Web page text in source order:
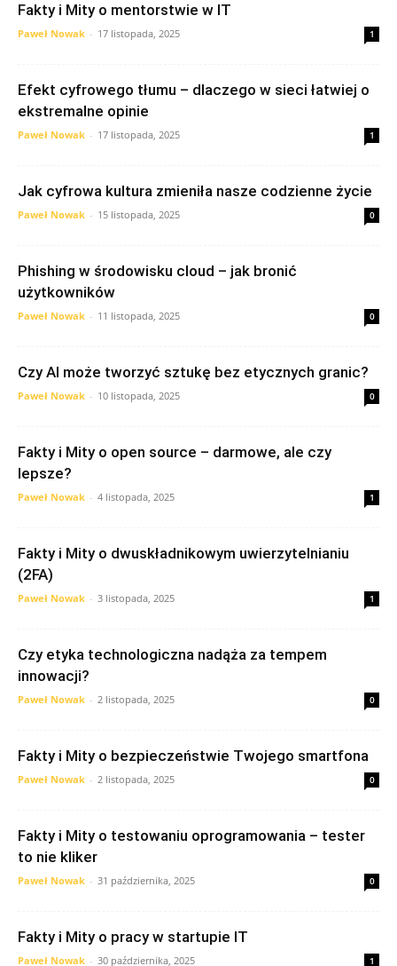
Fakty i Mity o mentorstwie w IT
Paweł Nowak - 17 listopada, 2025 1
Efekt cyfrowego tłumu – dlaczego w sieci łatwiej o
ekstremalne opinie
Paweł Nowak - 17 listopada, 2025 1
Jak cyfrowa kultura zmieniła nasze codzienne życie
Paweł Nowak - 15 listopada, 2025 0
Phishing w środowisku cloud – jak bronić
użytkowników
Paweł Nowak - 11 listopada, 2025 0
Czy AI może tworzyć sztukę bez etycznych granic?
Paweł Nowak - 10 listopada, 2025 0
Fakty i Mity o open source – darmowe, ale czy
lepsze?
Paweł Nowak - 4 listopada, 2025 1
Fakty i Mity o dwuskładnikowym uwierzytelnianiu
(2FA)
Paweł Nowak - 3 listopada, 2025 1
Czy etyka technologiczna nadąża za tempem
innowacji?
Paweł Nowak - 2 listopada, 2025 0
Fakty i Mity o bezpieczeństwie Twojego smartfona
Paweł Nowak - 2 listopada, 2025 0
Fakty i Mity o testowaniu oprogramowania – tester
to nie kliker
Paweł Nowak - 31 października, 2025 0
Fakty i Mity o pracy w startupie IT
Paweł Nowak - 30 października, 2025 1